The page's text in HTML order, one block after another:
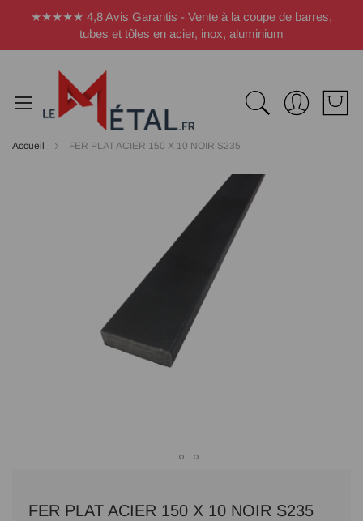
★★★★★ 4,8 Avis Garantis - Vente à la coupe de barres,
tubes et tôles en acier, inox, aluminium
Accueil FER PLAT ACIER 150 X 10 NOIR S235
débutFER PLAT ACIER 150 X 10 NOIR S235